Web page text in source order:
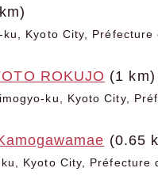
Kyoto City, Préfecture
ROKUJO (1 km)
ku, Kyoto City,
(0.65
Kyoto City, Préfecture